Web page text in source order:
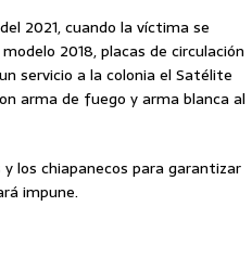
2021, cuando la víctima se
2018, placas de circulación
servicio a la colonia el Satélite
arma de fuego y arma blanca al
los chiapanecos para garantizar
impune.